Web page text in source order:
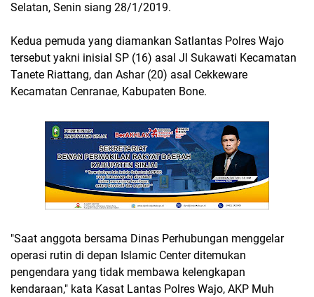
Selatan, Senin siang 28/1/2019.
Kedua pemuda yang diamankan Satlantas Polres Wajo
tersebut yakni inisial SP (16) asal Jl Sukawati Kecamatan
Tanete Riattang, dan Ashar (20) asal Cekkeware
Kecamatan Cenranae, Kabupaten Bone.
"Saat anggota bersama Dinas Perhubungan menggelar
operasi rutin di depan Islamic Center ditemukan
pengendara yang tidak membawa kelengkapan
kendaraan," kata Kasat Lantas Polres Wajo, AKP Muh